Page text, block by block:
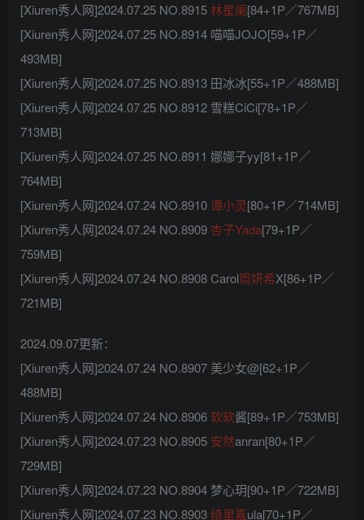
[Xiuren秀人网]2024.07.25 NO.8915林星阑[84+1P／767MB]
[Xiuren秀人网]2024.07.25 NO.8914 喵喵JOJO[59+1P／
493MB]
[Xiuren秀人网]2024.07.25 NO.8913 田冰冰[55+1P／488MB]
[Xiuren秀人网]2024.07.25 NO.8912 雪糕CiCi[78+1P／
713MB]
[Xiuren秀人网]2024.07.25 NO.8911 娜娜子yy[81+1P／
764MB]
[Xiuren秀人网]2024.07.24 NO.8910谭小灵[80+1P／714MB]
[Xiuren秀人网]2024.07.24 NO.8909 杏子Yada[79+1P／
759MB]
[Xiuren秀人网]2024.07.24 NO.8908 Carol周妍希X[86+1P／
721MB]
2024.09.07更新：
[Xiuren秀人网]2024.07.24 NO.8907 美少女@[62+1P／
488MB]
[Xiuren秀人网]2024.07.24 NO.8906软软酱[89+1P／753MB]
[Xiuren秀人网]2024.07.23 NO.8905 安然anran[80+1P／
729MB]
[Xiuren秀人网]2024.07.23 NO.8904 梦心玥[90+1P／722MB]
[Xiuren秀人网]2024.07.23 NO.8903绮里嘉ula[70+1P／